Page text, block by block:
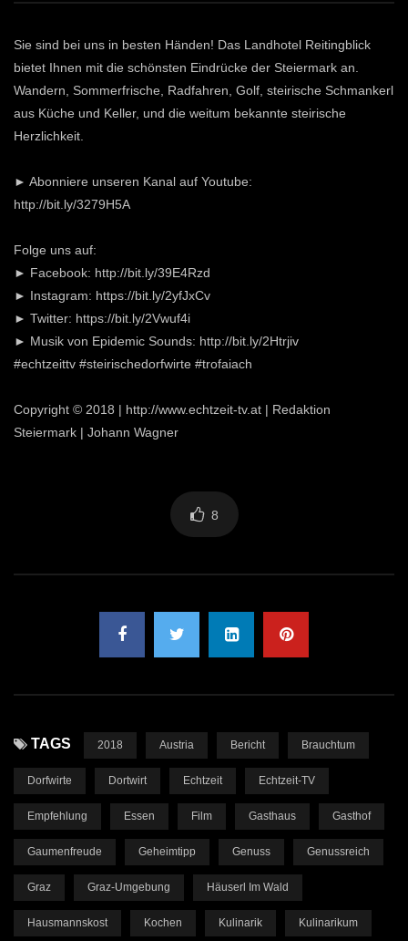
Sie sind bei uns in besten Händen! Das Landhotel Reitingblick
bietet Ihnen mit die schönsten Eindrücke der Steiermark an.
Wandern, Sommerfrische, Radfahren, Golf, steirische Schmankerl
aus Küche und Keller, und die weitum bekannte steirische
Herzlichkeit.
► Abonniere unseren Kanal auf Youtube:
http://bit.ly/3279H5A
Folge uns auf:
► Facebook: http://bit.ly/39E4Rzd
► Instagram: https://bit.ly/2yfJxCv
► Twitter: https://bit.ly/2Vwuf4i
► Musik von Epidemic Sounds: http://bit.ly/2Htrjiv
#echtzeittv #steirischedorfwirte #trofaiach
Copyright © 2018 | http://www.echtzeit-tv.at | Redaktion
Steiermark | Johann Wagner
8
TAGS 2018 Austria Bericht Brauchtum
Dorfwirte Dortwirt Echtzeit Echtzeit-TV
Empfehlung Essen Film Gasthaus Gasthof
Gaumenfreude Geheimtipp Genuss Genussreich
Graz Graz-Umgebung Häuserl Im Wald
Hausmannskost Kochen Kulinarik Kulinarikum